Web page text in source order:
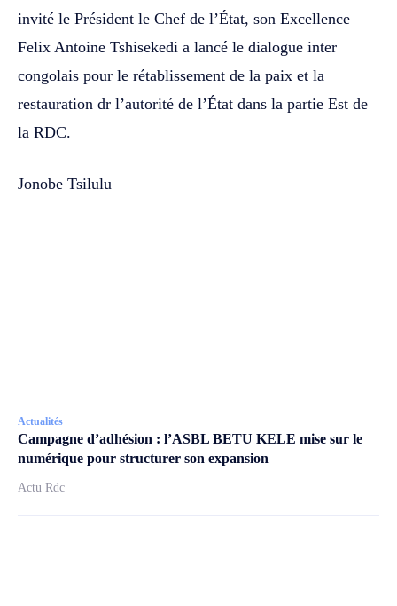
invité le Président le Chef de l’État, son Excellence
Felix Antoine Tshisekedi a lancé le dialogue inter
congolais pour le rétablissement de la paix et la
restauration dr l’autorité de l’État dans la partie Est de
la RDC.
Jonobe Tsilulu
Actualités
Campagne d’adhésion : l’ASBL BETU KELE mise sur le
numérique pour structurer son expansion
Actu Rdc